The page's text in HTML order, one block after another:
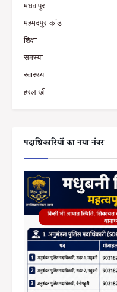
मधवापुर
महमदपुर कांड
शिक्षा
समस्या
स्वास्थ्य
हरलाखी
पदाधिकारियों का नया नंबर